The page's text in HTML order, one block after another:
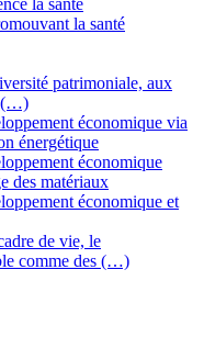
la santé
la santé
patrimoniale, aux
(…)
économique via
énergétique
économique
des matériaux
économique et
de vie, le
comme des (…)